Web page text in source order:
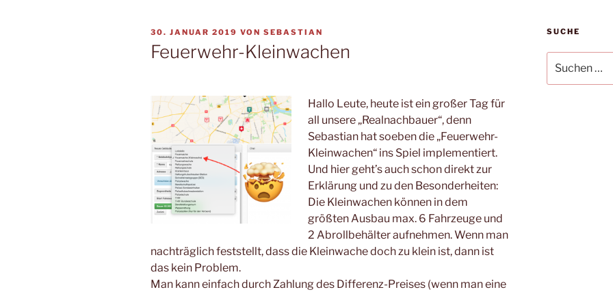
VERÖFFENTLICHT
AM
30. JANUAR 2019 VON SEBASTIAN
Feuerwehr-Kleinwachen
Hallo Leute, heute ist ein großer Tag für
all unsere „Realnachbauer“, denn
Sebastian hat soeben die „Feuerwehr-
Kleinwachen“ ins Spiel implementiert.
Und hier geht’s auch schon direkt zur
Erklärung und zu den Besonderheiten:
Die Kleinwachen können in dem
größten Ausbau max. 6 Fahrzeuge und
2 Abrollbehälter aufnehmen. Wenn man
nachträglich feststellt, dass die Kleinwache doch zu klein ist, dann ist
das kein Problem.
Man kann einfach durch Zahlung des Differenz-Preises (wenn man eine
SUCHE
nach: